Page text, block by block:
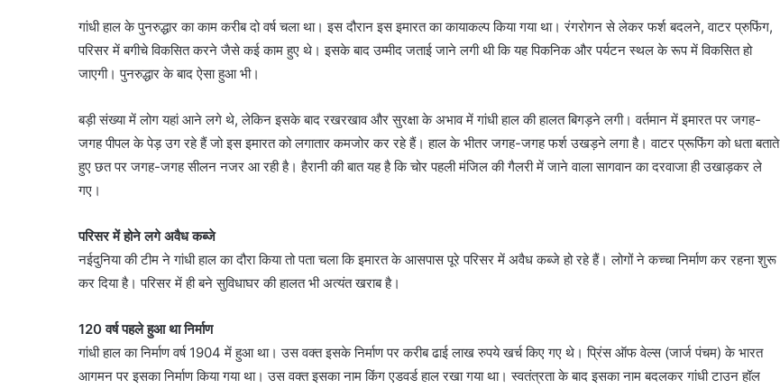
गांधी हाल के पुनरुद्धार का काम करीब दो वर्ष चला था। इस दौरान इस इमारत का कायाकल्प किया गया था। रंगरोगन से लेकर फर्श बदलने, वाटर प्रुफिंग,
परिसर में बगीचे विकसित करने जैसे कई काम हुए थे। इसके बाद उम्मीद जताई जाने लगी थी कि यह पिकनिक और पर्यटन स्थल के रूप में विकसित हो
जाएगी। पुनरुद्धार के बाद ऐसा हुआ भी।
बड़ी संख्या में लोग यहां आने लगे थे, लेकिन इसके बाद रखरखाव और सुरक्षा के अभाव में गांधी हाल की हालत बिगड़ने लगी। वर्तमान में इमारत पर जगह-
जगह पीपल के पेड़ उग रहे हैं जो इस इमारत को लगातार कमजोर कर रहे हैं। हाल के भीतर जगह-जगह फर्श उखड़ने लगा है। वाटर प्रूफिंग को धता बताते
हुए छत पर जगह-जगह सीलन नजर आ रही है। हैरानी की बात यह है कि चोर पहली मंजिल की गैलरी में जाने वाला सागवान का दरवाजा ही उखाड़कर ले
गए।
परिसर में होने लगे अवैध कब्जे
नईदुनिया की टीम ने गांधी हाल का दौरा किया तो पता चला कि इमारत के आसपास पूरे परिसर में अवैध कब्जे हो रहे हैं। लोगों ने कच्चा निर्माण कर रहना शुरू
कर दिया है। परिसर में ही बने सुविधाघर की हालत भी अत्यंत खराब है।
120 वर्ष पहले हुआ था निर्माण
गांधी हाल का निर्माण वर्ष 1904 में हुआ था। उस वक्त इसके निर्माण पर करीब ढाई लाख रुपये खर्च किए गए थे। प्रिंस ऑफ वेल्स (जार्ज पंचम) के भारत
आगमन पर इसका निर्माण किया गया था। उस वक्त इसका नाम किंग एडवर्ड हाल रखा गया था। स्वतंत्रता के बाद इसका नाम बदलकर गांधी टाउन हॉल